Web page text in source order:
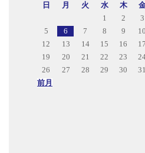
日
月 火 水 木
1
2 3
5
6 7 8 9 10
12
13 14 15 16 17
19
20 21 22 23
26
27 28 29 30
31
前月